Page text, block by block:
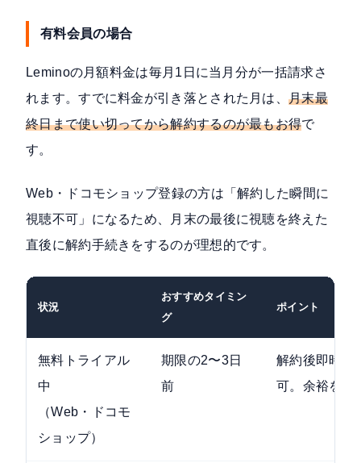
有料会員の場合
Leminoの月額料金は毎月1日に当月分が一括請求さ
れます。すでに料金が引き落とされた月は、月末最
終日まで使い切ってから解約するのが最もお得で
す。
Web・ドコモショップ登録の方は「解約した瞬間に
視聴不可」になるため、月末の最後に視聴を終えた
直後に解約手続きをするのが理想的です。
状況
おすすめタイミン
グ
ポイント
無料トライアル
中
（Web・ドコモ
ショップ）
期限の2〜3日
前
解約後即時視
可。余裕をも